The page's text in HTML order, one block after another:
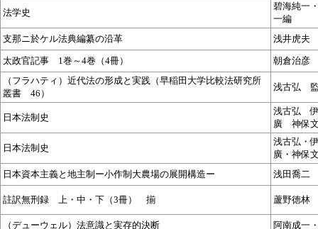
法学史
碧海純一
一編
支那ニ於ケル法典編纂の沿革
浅井虎夫
太政官記事 1巻～4巻（4冊）
朝倉治彦
（フラハティ）近代法の形成と実践（早稲田大学比較法研究所
叢書 46）
浅古弘
日本法制史
浅古弘
廣 神保
日本法制史
浅古弘・
廣・神保
日本資本主義と地主制ー小作制大農場の展開構造ー
浅田喬二
註訳無刑録 上・中・下（3冊） 揃 蘆野徳林
（デューウェル）法意識と実存的決断 阿南成一